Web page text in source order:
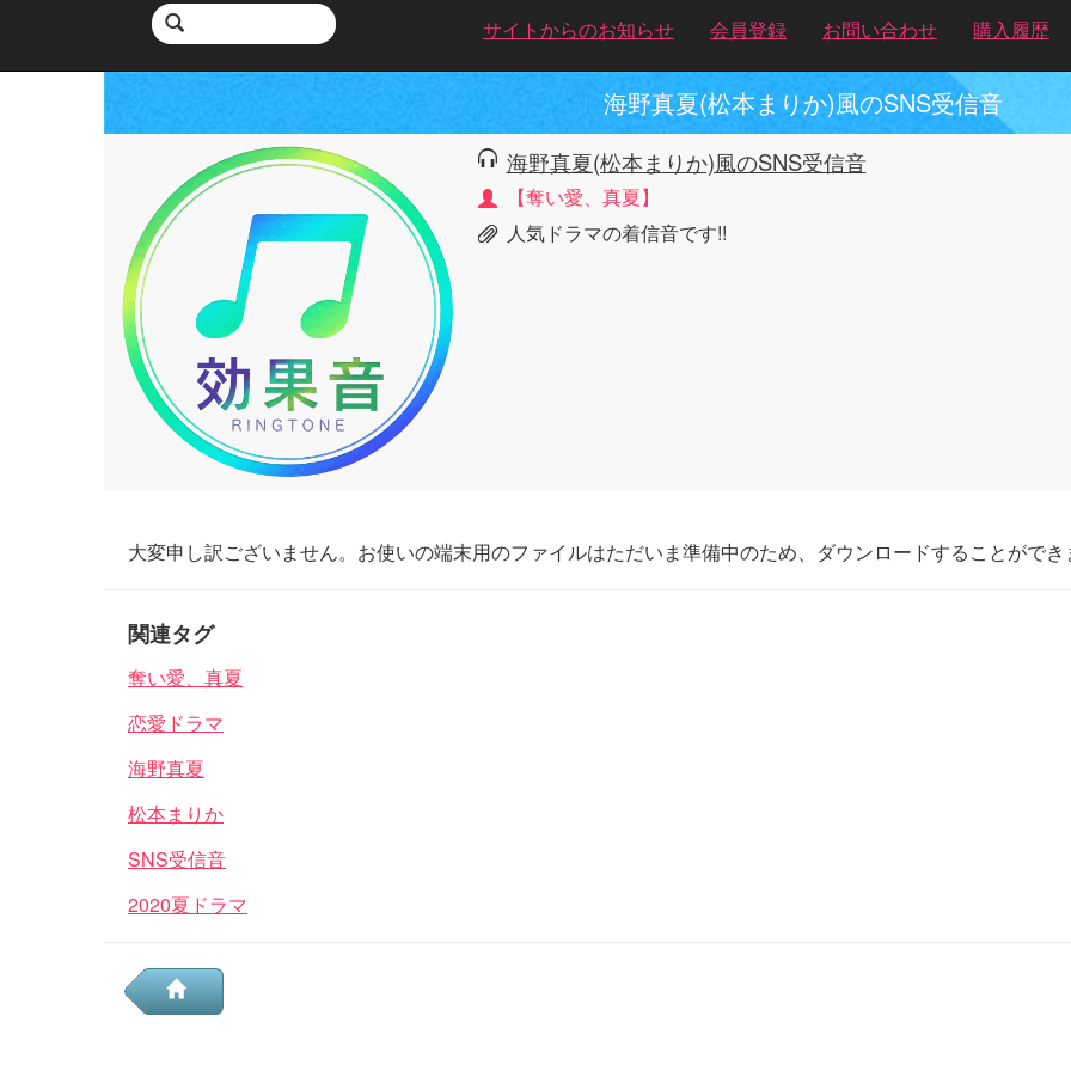
サイトからのお知らせ 会員登録 お問い合わせ 購入履歴
海野真夏(松本まりか)風のSNS受信音
海野真夏(松本まりか)風のSNS受信音
【奪い愛、真夏】
人気ドラマの着信音です!!
大変申し訳ございません。お使いの端末用のファイルはただいま準備中のため、ダウンロードすることがで
関連タグ
奪い愛、真夏
恋愛ドラマ
海野真夏
松本まりか
SNS受信音
2020夏ドラマ